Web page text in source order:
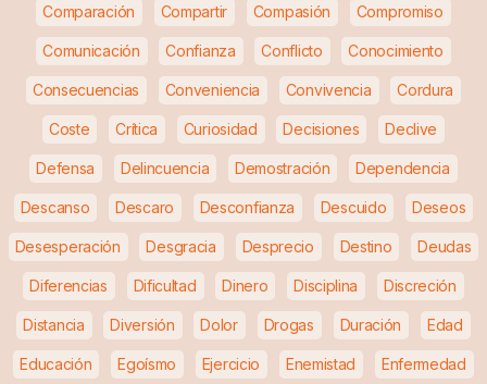
Comparación Compartir Compasión Compromiso
Comunicación Confianza Conflicto Conocimiento
Consecuencias Conveniencia Convivencia Cordura
Coste Crítica Curiosidad Decisiones Declive
Defensa Delincuencia Demostración Dependencia
Descanso Descaro Desconfianza Descuido Deseos
Desesperación Desgracia Desprecio Destino Deudas
Diferencias Dificultad Dinero Disciplina Discreción
Distancia Diversión Dolor Drogas Duración Edad
Educación Egoísmo Ejercicio Enemistad Enfermedad